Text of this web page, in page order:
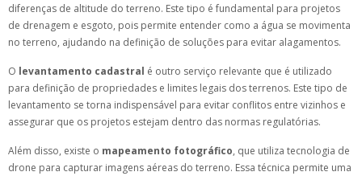
diferenças de altitude do terreno. Este tipo é fundamental para projetos
de drenagem e esgoto, pois permite entender como a água se movimenta
no terreno, ajudando na definição de soluções para evitar alagamentos.
O levantamento cadastral é outro serviço relevante que é utilizado
para definição de propriedades e limites legais dos terrenos. Este tipo de
levantamento se torna indispensável para evitar conflitos entre vizinhos e
assegurar que os projetos estejam dentro das normas regulatórias.
Além disso, existe o mapeamento fotográfico, que utiliza tecnologia de
drone para capturar imagens aéreas do terreno. Essa técnica permite uma